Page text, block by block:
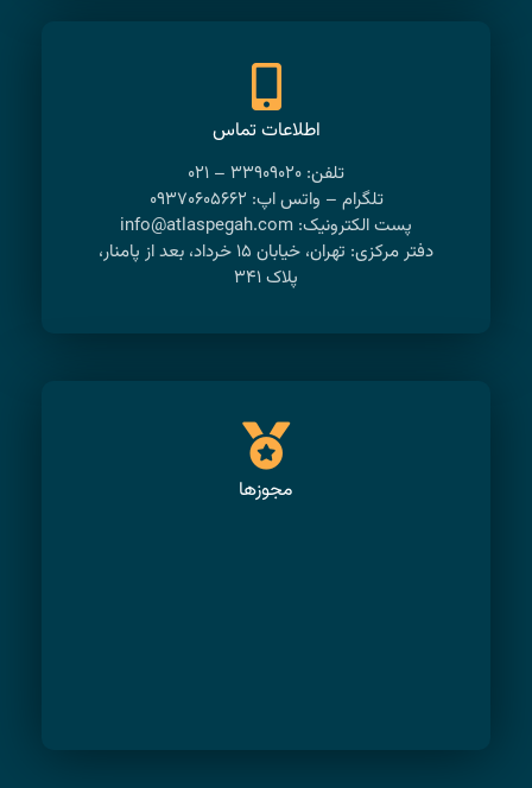
اطلاعات تماس
تلفن: ۳۳۹۰۹۰۲۰ – ۰۲۱
تلگرام – واتس اپ: ۰۹۳۷۰۶۰۵۶۶۲
پست الکترونیک: info@atlaspegah.com
دفتر مرکزی: تهران، خیابان ۱۵ خرداد، بعد از پامنار،
پلاک ۳۴۱
مجوزها